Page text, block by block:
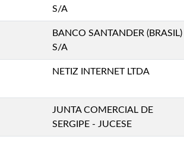
S/A
BANCO SANTANDER (BRASIL)
S/A
NETIZ INTERNET LTDA
JUNTA COMERCIAL DE
SERGIPE - JUCESE